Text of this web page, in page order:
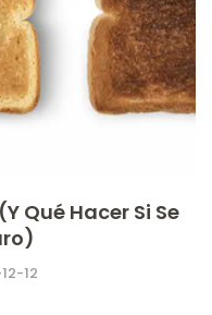
Qué Hacer Si Se
12